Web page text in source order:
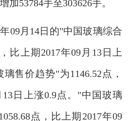
加53784手至303626手。
月14日的"中国玻璃综合
比上期2017年09月13日上
售价趋势"为1146.52点，
13日上涨0.9点。"中国玻璃
点，比上期2017年09